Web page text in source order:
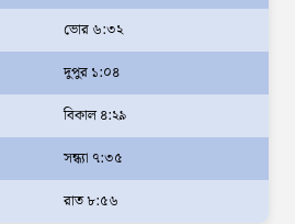
সেবক: ভূমি প্রতিমন্ত্রী ব্যারিস্টার মীর হেলাল
অহেতুক প্রকল্প নয়, পাহাড়িদের জীবনমান উন্নয়নে
বাস্তবভিত্তিক কার্যকর উদ্যোগ নেয়ার আহ্বান
সেই নারী চিকিৎসককে খুনের মামলায়
গ্রেপ্তার তার স্বামী সোহেল রানার দুই দিনের রিমান্ড
ভোর ৬:৩২
দুপুর ১:০৪
বিকাল ৪:২৯
সন্ধ্যা ৭:৩৫
রাত ৮:৫৬